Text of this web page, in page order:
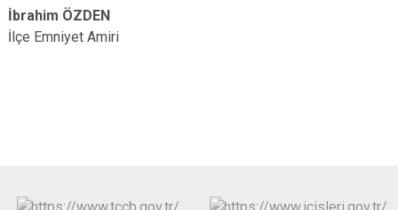
İbrahim ÖZDEN
İlçe Emniyet Amiri